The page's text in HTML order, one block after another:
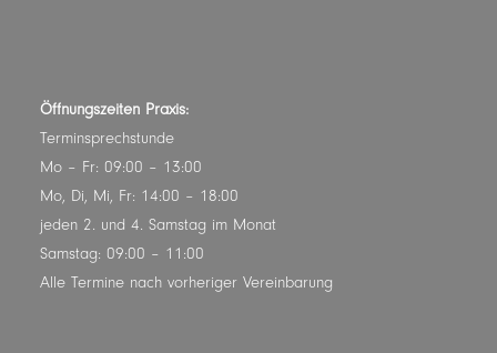
Öffnungszeiten Praxis:
Terminsprechstunde
Mo – Fr: 09:00 – 13:00
Mo, Di, Mi, Fr: 14:00 – 18:00
jeden 2. und 4. Samstag im Monat
Samstag: 09:00 – 11:00
Alle Termine nach vorheriger Vereinbarung